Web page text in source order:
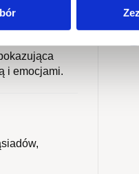
i emocjami.